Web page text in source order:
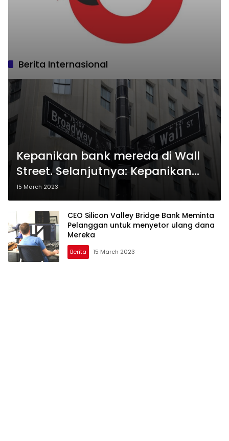
Berita Internasional
Kepanikan bank mereda di Wall
Street. Selanjutnya: Kepanikan
Fed
15 March 2023
CEO Silicon Valley Bridge Bank Meminta
Pelanggan untuk menyetor ulang dana
Mereka
Berita 15 March 2023